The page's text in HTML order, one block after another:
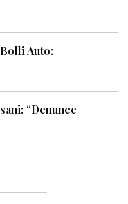
Auto:
“Denunce